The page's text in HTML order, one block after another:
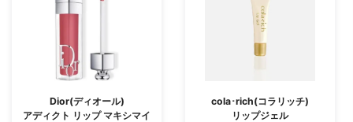
Dior(ディオール)
アディクト リップ マキシマイ
cola･rich(コラリッチ)
リップジェル